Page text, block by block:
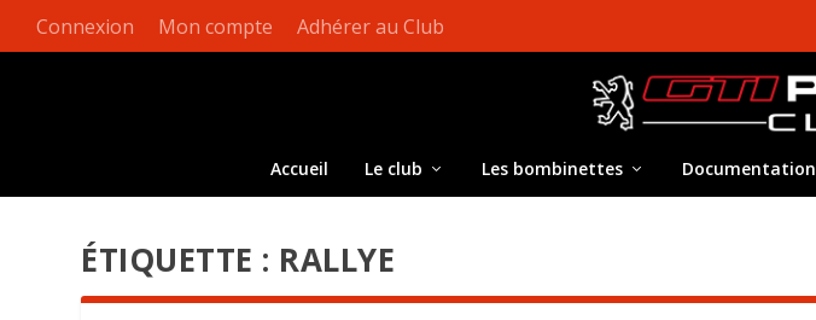
Connexion Mon compte Adhérer au Club
Accueil Le club Les bombinettes Documentation
ÉTIQUETTE : RALLYE